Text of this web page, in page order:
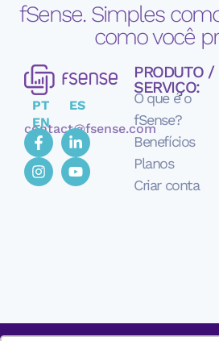
fSense. Simples
como você
PT
ES
EN
contact@fsense.com
PRODUTO /
SERVIÇO:
O que é o
fSense?
Benefícios
Planos
Criar conta